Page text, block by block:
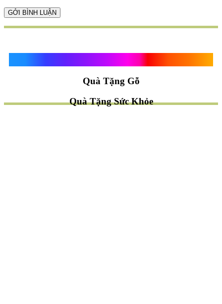
Quà Tặng Gỗ
Quà Tặng Sức Khỏe